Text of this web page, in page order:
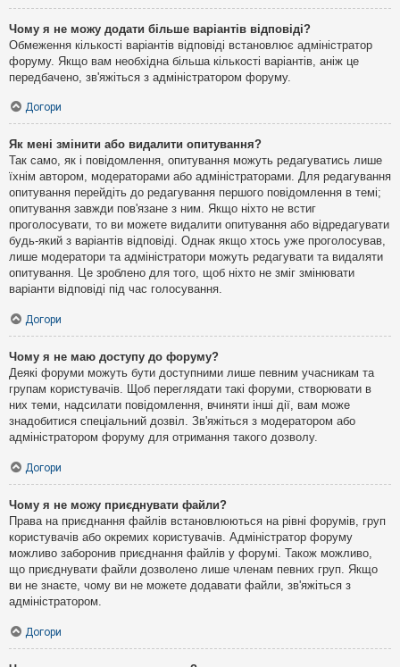
Чому я не можу додати більше варіантів відповіді?
Обмеження кількості варіантів відповіді встановлює адміністратор
форуму. Якщо вам необхідна більша кількості варіантів, аніж це
передбачено, зв'яжіться з адміністратором форуму.
Догори
Як мені змінити або видалити опитування?
Так само, як і повідомлення, опитування можуть редагуватись лише
їхнім автором, модераторами або адміністраторами. Для редагування
опитування перейдіть до редагування першого повідомлення в темі;
опитування завжди пов'язане з ним. Якщо ніхто не встиг
проголосувати, то ви можете видалити опитування або відредагувати
будь-який з варіантів відповіді. Однак якщо хтось уже проголосував,
лише модератори та адміністратори можуть редагувати та видаляти
опитування. Це зроблено для того, щоб ніхто не зміг змінювати
варіанти відповіді під час голосування.
Догори
Чому я не маю доступу до форуму?
Деякі форуми можуть бути доступними лише певним учасникам та
групам користувачів. Щоб переглядати такі форуми, створювати в
них теми, надсилати повідомлення, вчиняти інші дії, вам може
знадобитися спеціальний дозвіл. Зв'яжіться з модератором або
адміністратором форуму для отримання такого дозволу.
Догори
Чому я не можу приєднувати файли?
Права на приєднання файлів встановлюються на рівні форумів, груп
користувачів або окремих користувачів. Адміністратор форуму
можливо заборонив приєднання файлів у форумі. Також можливо,
що приєднувати файли дозволено лише членам певних груп. Якщо
ви не знаєте, чому ви не можете додавати файли, зв'яжіться з
адміністратором.
Догори